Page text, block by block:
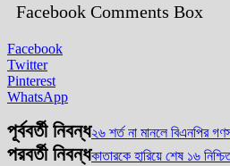
Facebook Comments Box
Facebook
Twitter
Pinterest
WhatsApp
পূর্ববর্তী নিবন্ধ২৬ শর্ত না মানলে বিএনপির
পরবর্তী নিবন্ধকাতারকে হারিয়ে শেষ ১৬